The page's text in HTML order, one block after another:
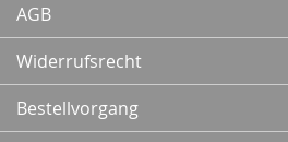
AGB
Widerrufsrecht
Bestellvorgang